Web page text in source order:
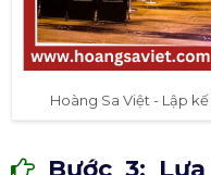
Hoàng Sa Việt - Lập